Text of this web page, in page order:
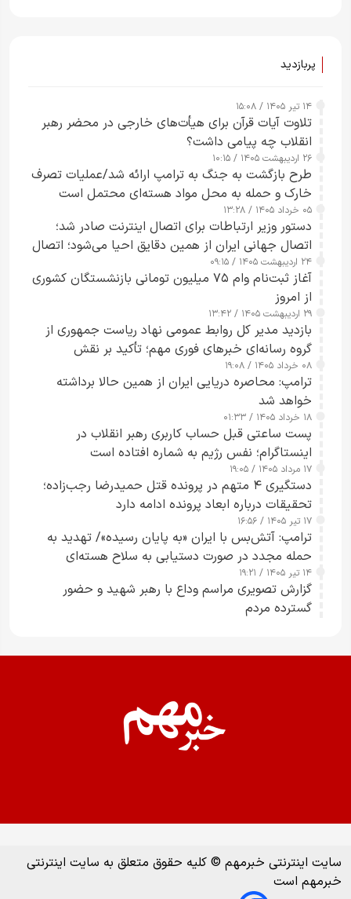
پربازدید
۱۴ تیر ۱۴۰۵ / ۱۵:۰۸
تلاوت آیات قرآن برای هیأت‌های خارجی در محضر رهبر
انقلاب چه پیامی داشت؟
۲۶ اردیبهشت ۱۴۰۵ / ۱۰:۱۵
طرح‌ بازگشت به جنگ به ترامپ ارائه شد/عملیات تصرف
خارک و حمله به محل مواد هسته‌ای محتمل است
۰۵ خرداد ۱۴۰۵ / ۱۳:۲۸
دستور وزیر ارتباطات برای اتصال اینترنت صادر شد؛
اتصال جهانی ایران از همین دقایق احیا می‌شود؛ اتصال
کامل مردم تا ۲۴ ساعت آینده
۲۴ اردیبهشت ۱۴۰۵ / ۰۹:۱۵
آغاز ثبت‌نام وام ۷۵ میلیون تومانی بازنشستگان کشوری
از امروز
۲۹ اردیبهشت ۱۴۰۵ / ۱۳:۴۲
بازدید مدیر کل روابط عمومی نهاد ریاست جمهوری از
گروه رسانه‌ای خبرهای فوری مهم؛ تأکید بر نقش
رسانه‌های هوشمند و مسئول در ارتقای آگاهی عمومی
۰۸ خرداد ۱۴۰۵ / ۱۹:۰۸
ترامپ: محاصره دریایی ایران از همین حالا برداشته
خواهد شد
۱۸ خرداد ۱۴۰۵ / ۰۱:۳۳
پست ساعتی قبل حساب کاربری رهبر انقلاب در
اینستاگرام؛ نفس رژیم به شماره افتاده است​
۱۷ مرداد ۱۴۰۵ / ۱۹:۰۵
دستگیری ۴ متهم در پرونده قتل حمیدرضا رجب‌زاده؛
تحقیقات درباره ابعاد پرونده ادامه دارد
۱۷ تیر ۱۴۰۵ / ۱۶:۵۶
ترامپ: آتش‌بس با ایران «به پایان رسیده»/ تهدید به
حمله مجدد در صورت دستیابی به سلاح هسته‌ای
۱۴ تیر ۱۴۰۵ / ۱۹:۲۱
گزارش تصویری مراسم وداع با رهبر شهید و حضور
گسترده مردم
سایت اینترنتی خبرمهم © کلیه حقوق متعلق به سایت اینترنتی
خبرمهم است